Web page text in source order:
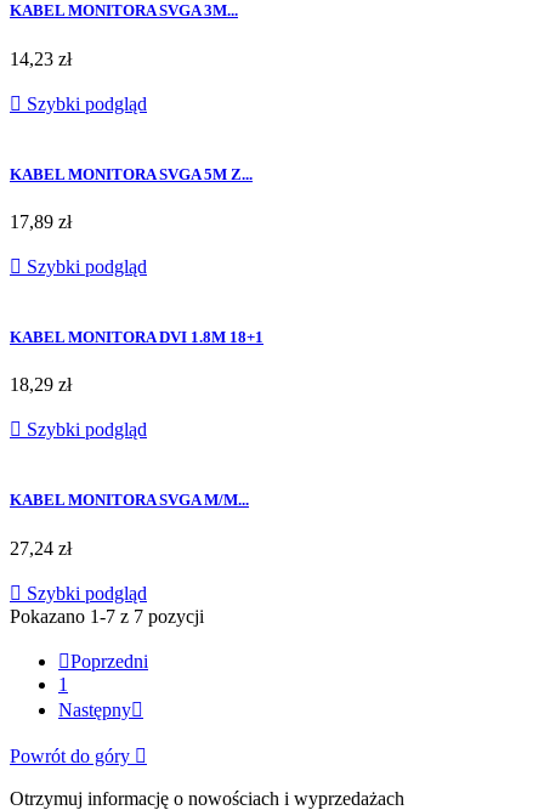
KABEL MONITORA SVGA 3M...
14,23 zł
 Szybki podgląd
KABEL MONITORA SVGA 5M Z...
17,89 zł
 Szybki podgląd
KABEL MONITORA DVI 1.8M 18+1
18,29 zł
 Szybki podgląd
KABEL MONITORA SVGA M/M...
27,24 zł
 Szybki podgląd
Pokazano 1-7 z 7 pozycji
Poprzedni
1
Następny
Powrót do góry 
Otrzymuj informację o nowościach i wyprzedażach